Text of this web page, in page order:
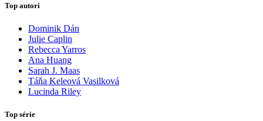
Top autori
Dominik Dán
Julie Caplin
Rebecca Yarros
Ana Huang
Sarah J. Maas
Táňa Keleová Vasilková
Lucinda Riley
Top série